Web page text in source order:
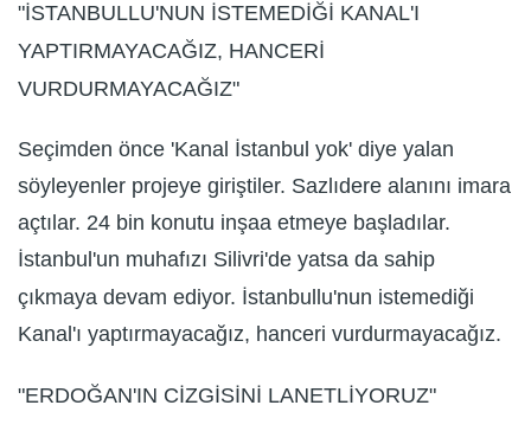
"İSTANBULLU'NUN İSTEMEDİĞİ KANAL'I
YAPTIRMAYACAĞIZ, HANCERİ
VURDURMAYACAĞIZ"
Seçimden önce 'Kanal İstanbul yok' diye yalan
söyleyenler projeye giriştiler. Sazlıdere alanını imara
açtılar. 24 bin konutu inşaa etmeye başladılar.
İstanbul'un muhafızı Silivri'de yatsa da sahip
çıkmaya devam ediyor. İstanbullu'nun istemediği
Kanal'ı yaptırmayacağız, hanceri vurdurmayacağız.
"ERDOĞAN'IN CİZGİSİNİ LANETLİYORUZ"